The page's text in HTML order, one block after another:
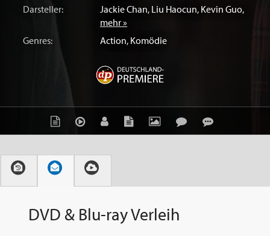
Darsteller:
Jackie Chan, Liu Haocun, Kevin Guo,
mehr »
Genres:
Action, Komödie
DVD & Blu-ray Verleih